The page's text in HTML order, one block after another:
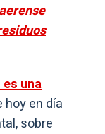
una
hoy en día
sobre